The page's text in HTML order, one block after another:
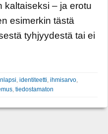
kaltaiseksi – ja erotu
esimerkin tästä
tyhjyydestä tai ei
identiteetti ihmisarvo
tiedostamaton